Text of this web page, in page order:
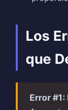
Los
que
Error